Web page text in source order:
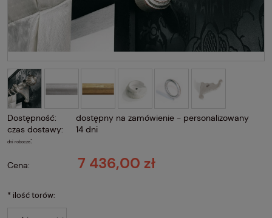
Dostępność:
dostępny na zamówienie - personalizowany
czas dostawy:
dni robocze:
14 dni
Cena: 7 436,00 zł
* ilość torów: